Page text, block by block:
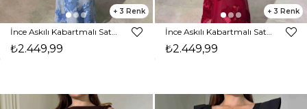
3
İnce Askılı Kabartmalı Saten Aplik İşleme Maxi Boy Mavi Reece Kadın Elbise 26Y425
₺2.449,99
3
İnce Askılı Kabartmalı Saten Aplik İşleme Maxi Boy Bordo Reece Kadın Elbise 26Y425
₺2.449,99